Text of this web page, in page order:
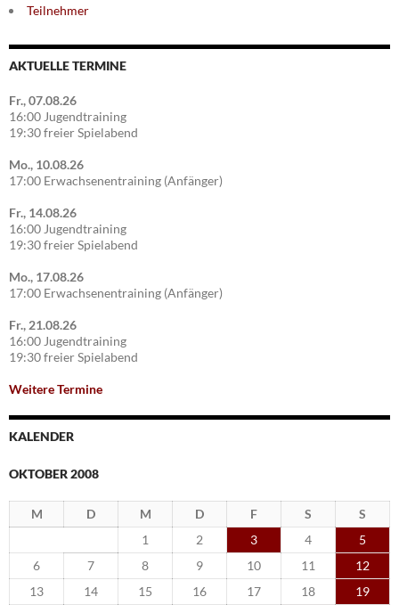
Teilnehmer
AKTUELLE TERMINE
Fr., 07.08.26
16:00 Jugendtraining
19:30 freier Spielabend
Mo., 10.08.26
17:00 Erwachsenentraining (Anfänger)
Fr., 14.08.26
16:00 Jugendtraining
19:30 freier Spielabend
Mo., 17.08.26
17:00 Erwachsenentraining (Anfänger)
Fr., 21.08.26
16:00 Jugendtraining
19:30 freier Spielabend
Weitere Termine
KALENDER
OKTOBER 2008
M D M D F S
S
1
2 3 4
5
6
7 8 9 10 11
12
13
14 15 16 17 18
19